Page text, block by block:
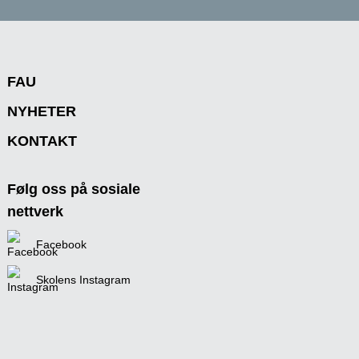
FAU
NYHETER
KONTAKT
Følg oss på sosiale
nettverk
Facebook
Skolens Instagram